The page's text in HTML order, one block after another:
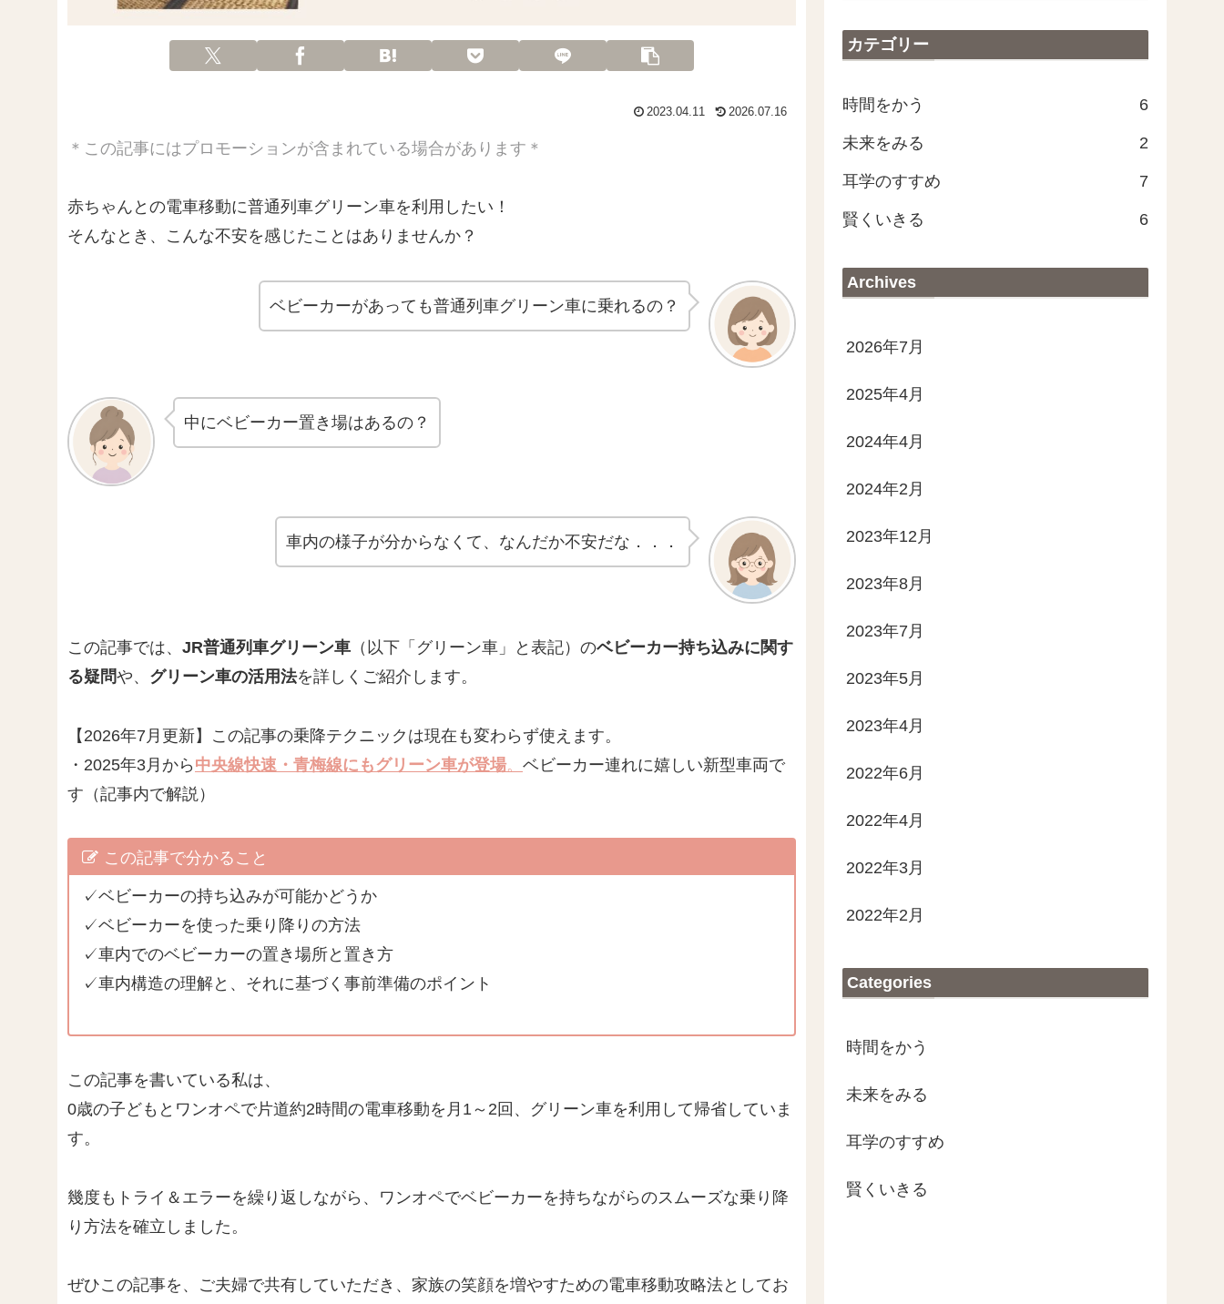
2023.04.11 2026.07.16
＊この記事にはプロモーションが含まれている場合があります＊
赤ちゃんとの電車移動に普通列車グリーン車を利用したい！
そんなとき、こんな不安を感じたことはありませんか？
ベビーカーがあっても普通列車グリーン車に乗れるの？
中にベビーカー置き場はあるの？
車内の様子が分からなくて、なんだか不安だな．．．
この記事では、 JR普通列車グリーン車 （以下「グリーン車」と表記）のベビーカー持ち込みに関す
る疑問や、 グリーン車の活用法を詳しくご紹介します。
【2026年7月更新】この記事の乗降テクニックは現在も変わらず使えます。
・2025年3月から 中央線快速・青梅線にもグリーン車が登場。 ベビーカー連れに嬉しい新型車両で
す（記事内で解説）
この記事で分かること
✓ベビーカーの持ち込みが可能かどうか
✓ベビーカーを使った乗り降りの方法
✓車内でのベビーカーの置き場所と置き方
✓車内構造の理解と、それに基づく事前準備のポイント
この記事を書いている私は、
0歳の子どもとワンオペで片道約2時間の電車移動を月1～2回、グリーン車を利用して帰省していま
す。
幾度もトライ＆エラーを繰り返しながら、ワンオペでベビーカーを持ちながらのスムーズな乗り降
り方法を確立しました。
ぜひこの記事を、ご夫婦で共有していただき、家族の笑顔を増やすための電車移動攻略法としてお
カテゴリー
時間をかう 6
未来をみる 2
耳学のすすめ 7
賢くいきる 6
Archives
2026年7月
2025年4月
2024年4月
2024年2月
2023年12月
2023年8月
2023年7月
2023年5月
2023年4月
2022年6月
2022年4月
2022年3月
2022年2月
Categories
時間をかう
未来をみる
耳学のすすめ
賢くいきる